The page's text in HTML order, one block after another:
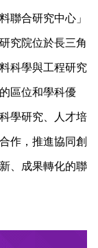
聯合研究中心」
究院位於長三角
科學與工程研究
區位和學科優
學研究、人才培
作，推進協同創
、成果轉化的聯